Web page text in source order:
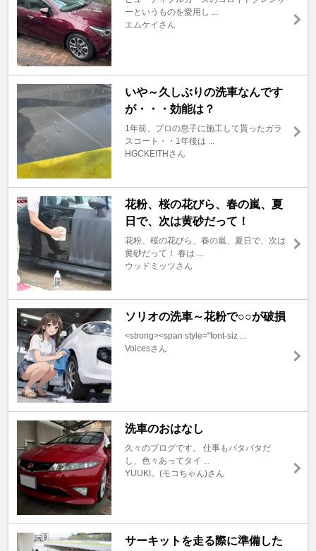
ーというものを愛用し ...
エムケイさん
いや～久しぶりの洗車なんです
が・・・効能は？
1年前、プロの息子に施工して貰ったガラ
スコート・・1年後は ...
HGCKEITHさん
花粉、桜の花びら、春の嵐、夏
日で、次は黄砂だって！
花粉、桜の花びら、春の嵐、夏日で、次は
黄砂だって！ 春は ...
ウッドミッツさん
ソリオの洗車～花粉で○○が破損
<strong><span style="font-siz ...
Voicesさん
洗車のおはなし
久々のブログです。 仕事もバタバタだ
し、色々あってタイ ...
YUUKI。(モコちゃん)さん
サーキットを走る際に準備した